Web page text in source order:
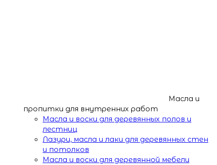
Масла и
пропитки для внутренних работ
Масла и воски для деревянных полов и
лестниц
Лазури, масла и лаки для деревянных стен
и потолков
Масла и воски для деревянной мебели